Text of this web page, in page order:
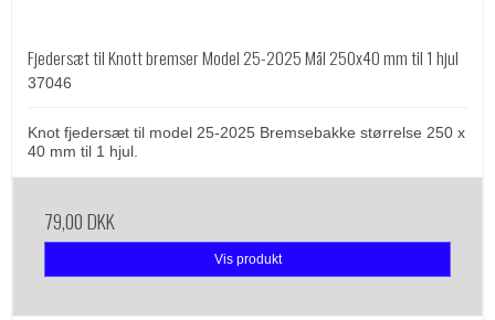
Fjedersæt til Knott bremser Model 25-2025 Mål 250x40 mm til 1 hjul
37046
Knot fjedersæt til model 25-2025 Bremsebakke størrelse 250 x
40 mm til 1 hjul.
79,00 DKK
Vis produkt